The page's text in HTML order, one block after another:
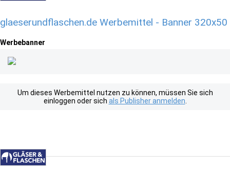
glaeserundflaschen.de Werbemittel - Banner 320x50
Werbebanner
Um dieses Werbemittel nutzen zu können, müssen Sie sich
einloggen oder sich als Publisher anmelden